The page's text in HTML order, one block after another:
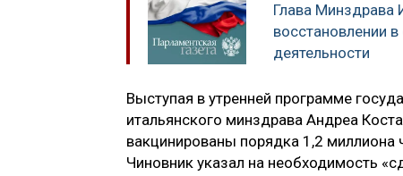
Глава Минздрава
восстановлении
деятельности
Выступая в утренней программе
итальянского минздрава Андреа
вакцинированы порядка 1,2
Чиновник указал на необходимость